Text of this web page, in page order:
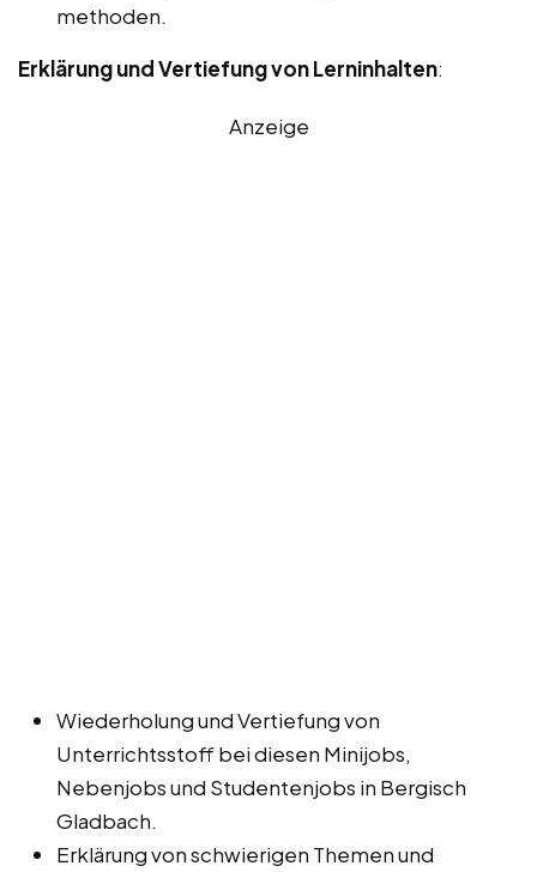
methoden.
Erklärung und Vertiefung von Lerninhalten:
Anzeige
Wiederholung und Vertiefung von
Unterrichtsstoff bei diesen Minijobs,
Nebenjobs und Studentenjobs in Bergisch
Gladbach.
Erklärung von schwierigen Themen und